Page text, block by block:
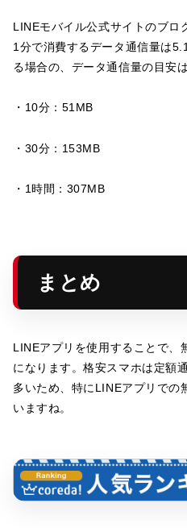
LINEモバイル公式サイトのブロ
1分で消費するデータ通信量は
る場合の、データ通信量の目安
・10分：51MB
・30分：153MB
・1時間：307MB
まとめ
LINEアプリを使用することで、
になります。格安スマホは定額
多いため、特に LINEアプリでの
いますね。